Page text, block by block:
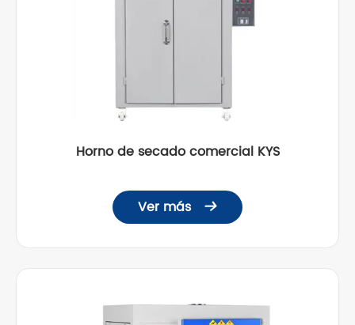
Horno de secado comercial KYS
Ver más 